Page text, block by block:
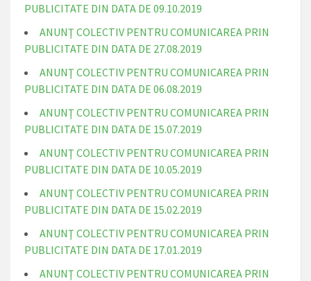
PUBLICITATE DIN DATA DE 09.10.2019
ANUNŢ COLECTIV PENTRU COMUNICAREA PRIN
PUBLICITATE DIN DATA DE 27.08.2019
ANUNŢ COLECTIV PENTRU COMUNICAREA PRIN
PUBLICITATE DIN DATA DE 06.08.2019
ANUNŢ COLECTIV PENTRU COMUNICAREA PRIN
PUBLICITATE DIN DATA DE 15.07.2019
ANUNŢ COLECTIV PENTRU COMUNICAREA PRIN
PUBLICITATE DIN DATA DE 10.05.2019
ANUNŢ COLECTIV PENTRU COMUNICAREA PRIN
PUBLICITATE DIN DATA DE 15.02.2019
ANUNŢ COLECTIV PENTRU COMUNICAREA PRIN
PUBLICITATE DIN DATA DE 17.01.2019
ANUNŢ COLECTIV PENTRU COMUNICAREA PRIN